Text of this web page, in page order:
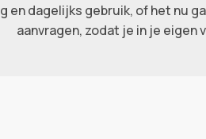
en dagelijks gebruik, of het nu
aanvragen, zodat je in je